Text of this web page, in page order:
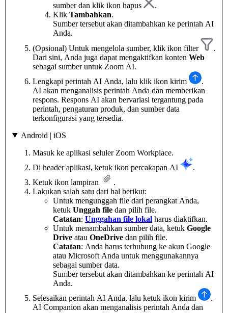
sumber dan klik ikon hapus
.
Klik Tambahkan.
Sumber tersebut akan ditambahkan ke perintah AI
Anda.
(Opsional) Untuk mengelola sumber, klik ikon filter
.
Dari sini, Anda juga dapat mengaktifkan konten Web
sebagai sumber untuk Zoom AI.
Lengkapi perintah AI Anda, lalu klik ikon kirim
.
AI akan menganalisis perintah Anda dan memberikan
respons. Respons AI akan bervariasi tergantung pada
perintah, pengaturan produk, dan sumber data
terkonfigurasi yang tersedia.
Android | iOS
Masuk ke aplikasi seluler Zoom Workplace.
Di header aplikasi, ketuk ikon percakapan AI
.
Ketuk ikon lampiran
.
Lakukan salah satu dari hal berikut:
Untuk mengunggah file dari perangkat Anda,
ketuk Unggah file dan pilih file.
Catatan: Unggahan file lokal harus diaktifkan.
Untuk menambahkan sumber data, ketuk Google
Drive atau OneDrive dan pilih file.
Catatan: Anda harus terhubung ke akun Google
atau Microsoft Anda untuk menggunakannya
sebagai sumber data.
Sumber tersebut akan ditambahkan ke perintah AI
Anda.
Selesaikan perintah AI Anda, lalu ketuk ikon kirim
.
AI Companion akan menganalisis perintah Anda dan